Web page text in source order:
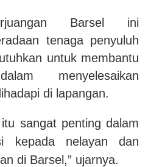
Barsel ini
tenaga penyuluh
untuk membantu
menyelesaikan
di lapangan.
sangat penting dalam
kepada nelayan dan
di Barsel,” ujarnya.